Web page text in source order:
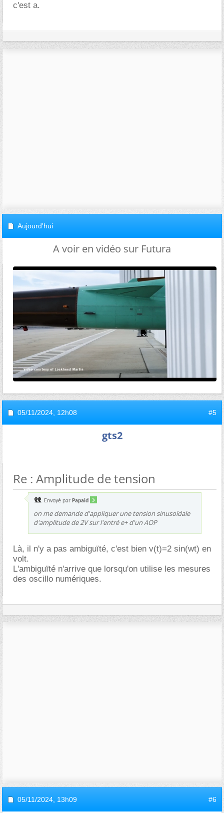
c'est a.
Aujourd'hui
A voir en vidéo sur Futura
05/11/2024, 12h08 #5
gts2
Re : Amplitude de tension
Envoyé par Papaid
on me demande d'appliquer une tension sinusoïdale
d'amplitude de 2V sur l'entré e+ d'un AOP
Là, il n'y a pas ambiguïté, c'est bien v(t)=2 sin(wt) en
volt.
L'ambiguïté n'arrive que lorsqu'on utilise les mesures
des oscillo numériques.
05/11/2024, 13h09 #6